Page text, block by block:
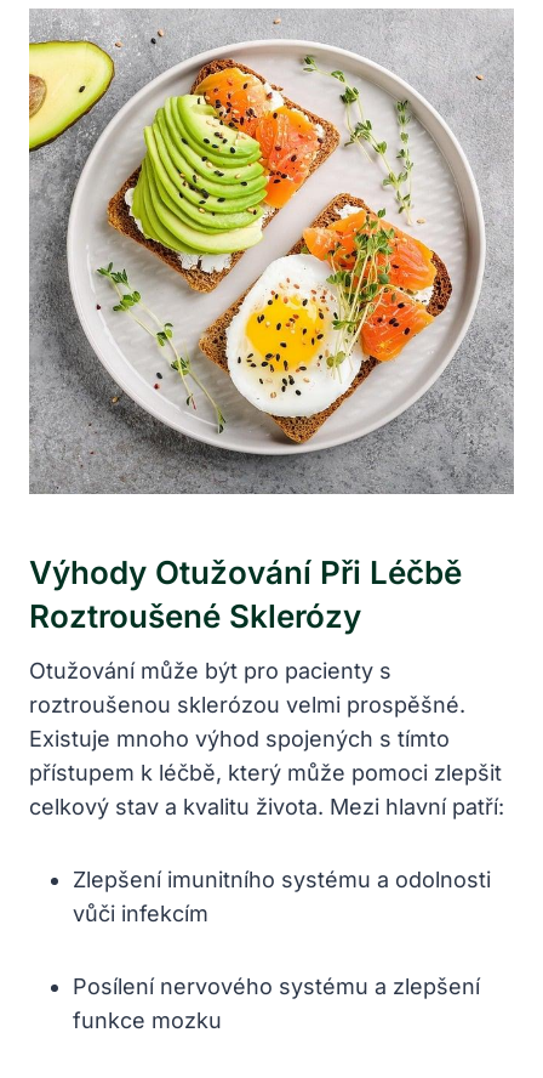
Výhody Otužování Při Léčbě
Roztroušené Sklerózy
Otužování může být pro pacienty s
roztroušenou sklerózou velmi prospěšné.
Existuje mnoho výhod spojených s tímto
přístupem k léčbě, který může pomoci zlepšit
celkový stav a kvalitu života. Mezi hlavní patří:
Zlepšení imunitního systému a odolnosti
vůči infekcím
Posílení nervového systému a zlepšení
funkce mozku